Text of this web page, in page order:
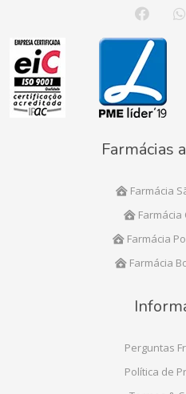
Farmácias
Farmácia
Farmácia
Farmácia
Farmácia
Perguntas
Política de